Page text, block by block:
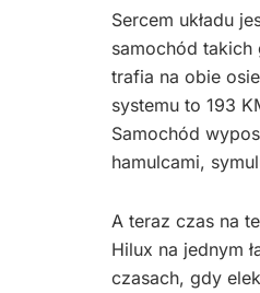
Sercem układu
samochód
trafia na obie
systemu to 193
Samochód
hamulcami,
A teraz czas na
Hilux na jednym
czasach, gdy